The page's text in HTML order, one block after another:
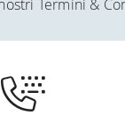
Termini &